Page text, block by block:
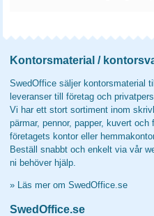
Kontorsmaterial /
SwedOffice säljer kontorsmaterial
leveranser till företag och
Vi har ett stort sortiment inom
pärmar, pennor, papper, kuvert
företagets kontor eller
Beställ snabbt och enkelt via vår
ni behöver hjälp.
» Läs mer om SwedOffice.se
SwedOffice.se